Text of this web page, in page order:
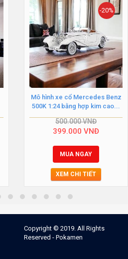
-20%
Mô hình xe cổ Mercedes Benz
500K 1:24 bằng hợp kim cao...
500.000VNĐ
399.000 VNĐ
MUA NGAY
XEM CHI TIẾT
Copyright © 2019. All Rights
Reserved - Pokamen